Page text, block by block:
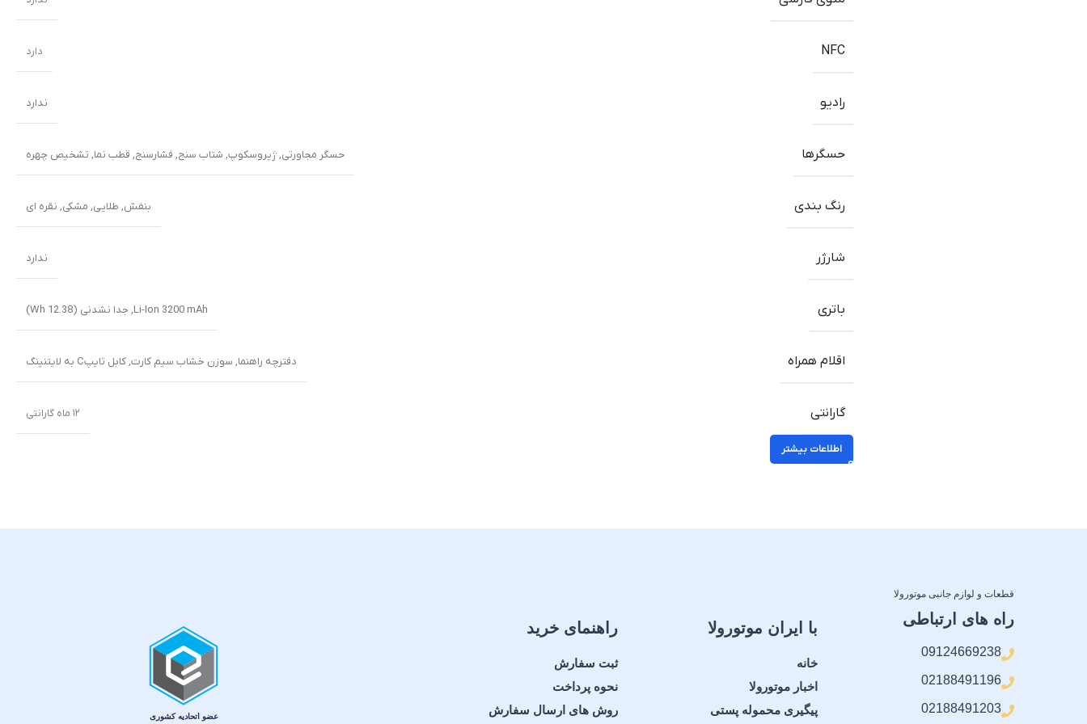
NFC دارد
رادیو ندارد
حسگرها حسگر مجاورتی,ژیروسکوپ, شتاب سنج, فشارسنج, قطب نما, تشخیص چهره
رنگ بندی بنفش, طلایی, مشکی, نقره ای
شارژر ندارد
باتری Li-Ion 3200 mAh, جدا نشدنی (12.38 Wh)
اقلام همراه دفترچه راهنما, سوزن خشاب سیم کارت,کابل تایپC به لایتنینگ
گارانتی ۱۲ ماه گارانتی
اطلاعات بیشتر
قطعات و لوازم جانبی موتورولا
راه های ارتباطی
09124669238
02188491196
02188491203
با ایران موتورولا
خانه
اخبار موتورولا
پیگیری محموله پستی
راهنمای خرید
ثبت سفارش
نحوه پرداخت
روش های ارسال سفارش